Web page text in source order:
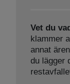
Vet du
klammer
annat
du lägger